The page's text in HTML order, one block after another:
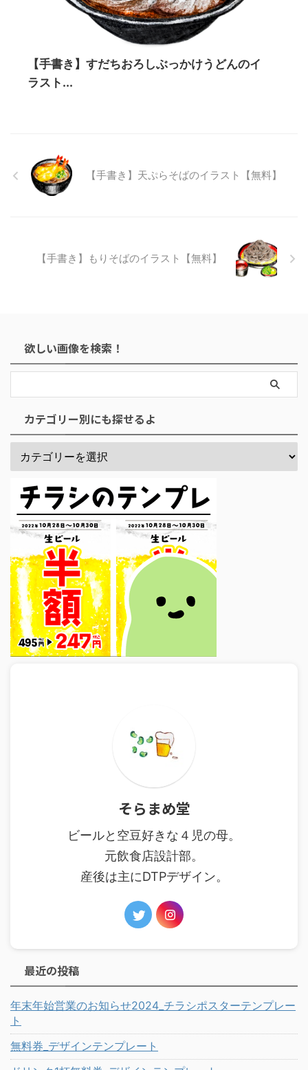
【手書き】すだちおろしぶっかけうどんのイ
ラスト...
【手書き】天ぷらそばのイラスト【無料】
【手書き】もりそばのイラスト【無料】
欲しい画像を検索！
カテゴリー別にも探せるよ
そらまめ堂
ビールと空豆好きな４児の母。
元飲食店設計部。
産後は主にDTPデザイン。
最近の投稿
年末年始営業のお知らせ2024_チラシポスターテンプレー
ト
無料券_デザインテンプレート